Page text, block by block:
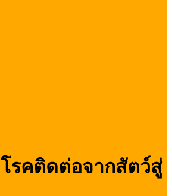
โรคติดต่อจากสัตว์สู่